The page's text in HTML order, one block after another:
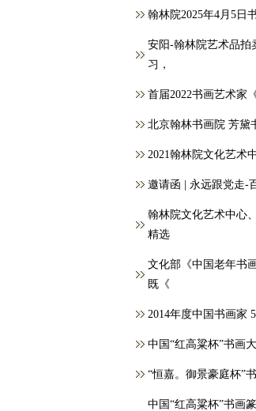
翰林院2025年4月5日
安阳-翰林院艺术品拍
习，
首届2022书画艺术家
北京翰林书画院 芳黛
2021翰林院文化艺术
邀请函 | 永远跟党走-
翰林院文化艺术中心
精选
文化部《中国老年书
既《
2014年度中国书画家
中国“红高粱杯”书画
“恒嘉。御景豪庭杯”
中国“红高粱杯”书画